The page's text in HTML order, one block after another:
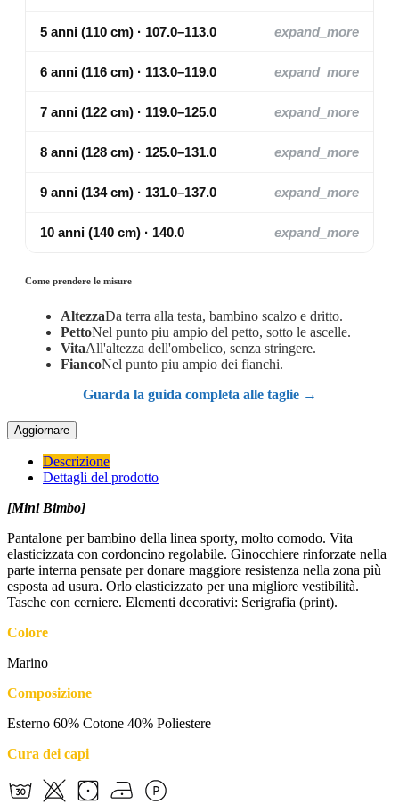
5 anni (110 cm) · 107.0–113.0 expand_more
6 anni (116 cm) · 113.0–119.0 expand_more
7 anni (122 cm) · 119.0–125.0 expand_more
8 anni (128 cm) · 125.0–131.0 expand_more
9 anni (134 cm) · 131.0–137.0 expand_more
10 anni (140 cm) · 140.0 expand_more
Come prendere le misure
AltezzaDa terra alla testa, bambino scalzo e dritto.
PettoNel punto piu ampio del petto, sotto le ascelle.
VitaAll'altezza dell'ombelico, senza stringere.
FiancoNel punto piu ampio dei fianchi.
Guarda la guida completa alle taglie →
Descrizione
Dettagli del prodotto
[Mini Bimbo]
Pantalone per bambino della linea sporty, molto comodo. Vita
elasticizzata con cordoncino regolabile. Ginocchiere rinforzate nella
parte interna pensate per donare maggiore resistenza nella zona più
esposta ad usura. Orlo elasticizzato per una migliore vestibilità.
Tasche con cerniere. Elementi decorativi: Serigrafia (print).
Colore
Marino
Composizione
Esterno 60% Cotone 40% Poliestere
Cura dei capi